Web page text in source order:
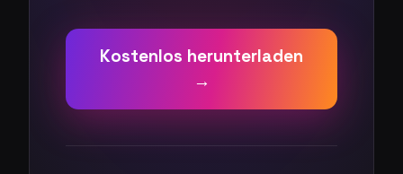
Kostenlos herunterladen
→